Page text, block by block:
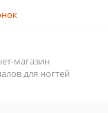
магазин
для ногтей